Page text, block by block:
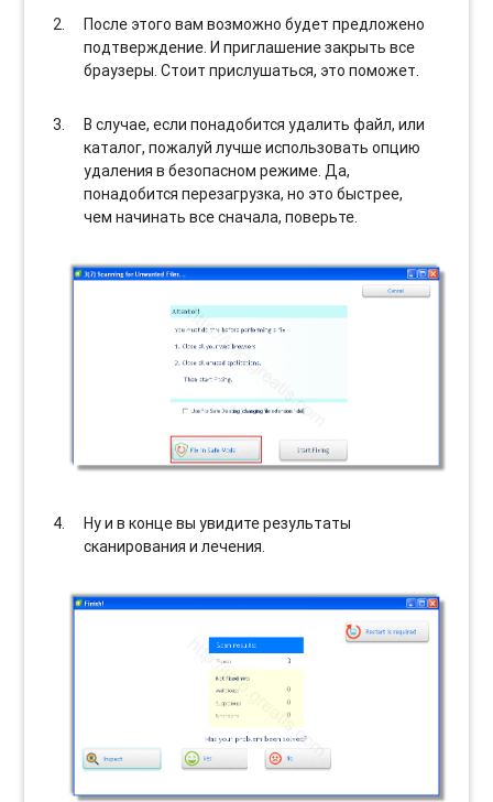
После этого вам возможно будет предложено
подтверждение. И приглашение закрыть все
браузеры. Стоит прислушаться, это поможет.
В случае, если понадобится удалить файл, или
каталог, пожалуй лучше использовать опцию
удаления в безопасном режиме. Да,
понадобится перезагрузка, но это быстрее,
чем начинать все сначала, поверьте.
Ну и в конце вы увидите результаты
сканирования и лечения.